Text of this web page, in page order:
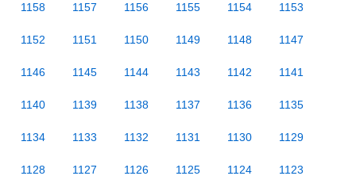
1158 1157 1156 1155 1154 1153
1152 1151 1150 1149 1148 1147
1146 1145 1144 1143 1142 1141
1140 1139 1138 1137 1136 1135
1134 1133 1132 1131 1130 1129
1128 1127 1126 1125 1124 1123